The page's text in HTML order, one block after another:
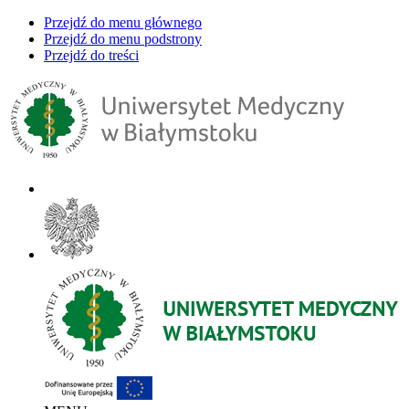
Przejdź do menu głównego
Przejdź do menu podstrony
Przejdź do treści